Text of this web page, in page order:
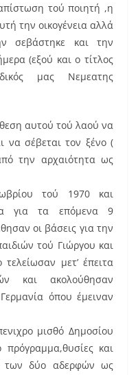
τού ποιητή ,η
την οικογένεια αλλά
σεβάστηκε και την
(εξού και ο τίτλος
μας Νεμεατης
αυτού τού λαού να
να σέβεται τον ξένο (
την αρχαιότητα ως
τού 1970 και
για τα επόμενα 9
οι βάσεις για την
τού Γιώργου και
μετ’ έπειτα
και ακολούθησαν
όπου έμειναν
μισθό Δημοσίου
και
των δύο αδερφών ως